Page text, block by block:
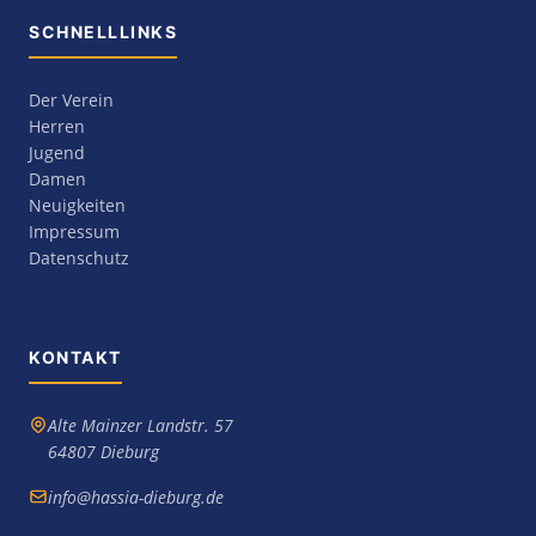
SCHNELLLINKS
Der Verein
Herren
Jugend
Damen
Neuigkeiten
Impressum
Datenschutz
KONTAKT
Alte Mainzer Landstr. 57
64807 Dieburg
info@hassia-dieburg.de